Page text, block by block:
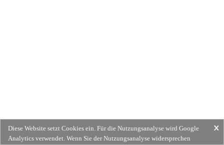
Diese Website setzt Cookies ein. Für die Nutzungsanalyse wird Google
Analytics verwendet. Wenn Sie der Nutzungsanalyse widersprechen